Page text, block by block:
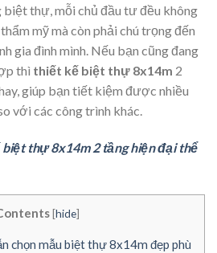
biệt thự, mỗi chủ đầu tư đều không
mỹ mà còn phải chú trọng đến
gia đình mình. Nếu bạn cũng đang
thì thiết kế biệt thự 8x14m 2
giúp bạn tiết kiệm được nhiều
với các công trình khác.
biệt thự 8x14m 2 tầng hiện đại thể
[hide]
chọn mẫu biệt thự 8x14m đẹp phù